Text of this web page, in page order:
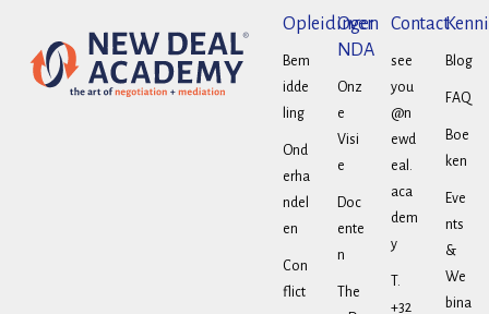
Opleidingen
Bem
idde
ling
Ond
erha
ndel
en
Con
flict
Over
NDA
Onz
e
Visi
e
Doc
ente
n
The
Contact
see
you
@n
ewd
eal.
aca
dem
y
T.
+32
Blog
FAQ
Boe
ken
Eve
nts
&
We
bina